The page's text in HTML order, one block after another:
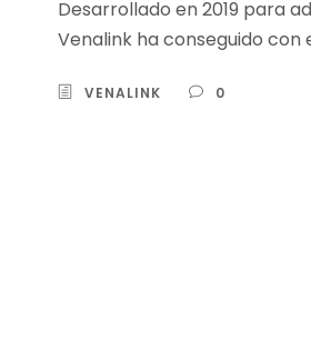
Desarrollado en 2019 para
Venalink ha conseguido
VENALINK 0